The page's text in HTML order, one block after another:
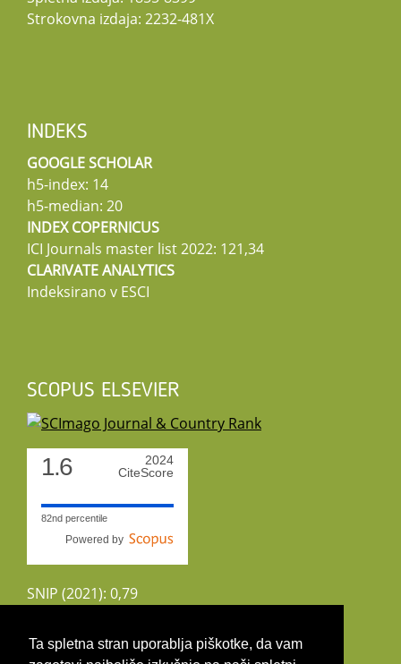
Ta spletna stran uporablja piškotke, da vam
Strokovna izdaja: 2232-481X
INDEKS
GOOGLE SCHOLAR
h5-index: 14
h5-median: 20
INDEX COPERNICUS
ICI Journals master list 2022: 121,34
CLARIVATE ANALYTICS
Indeksirano v ESCI
SCOPUS ELSEVIER
1.6
2024
CiteScore
82nd percentile
Powered by
SNIP (2021): 0,79